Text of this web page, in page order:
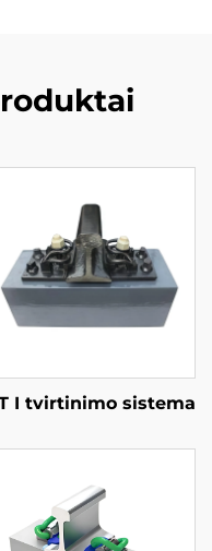
I tvirtinimo sistema